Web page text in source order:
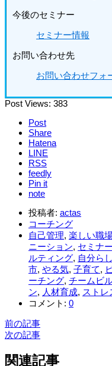
今後のセミナー
セミナー情報
お問い合わせ先
お問い合わせフォ
Post Views: 383
Post
Share
Hatena
LINE
RSS
feedly
Pin it
note
投稿者: actas
コーチング
自己管理, 楽しい職
ニーション, セミナー
ルティング, 自分ら
市, やる気, 子育て,
ーチング, チームビ
ン, 人材育成, ストレ
コメント: 0
前の記事
次の記事
関連記事